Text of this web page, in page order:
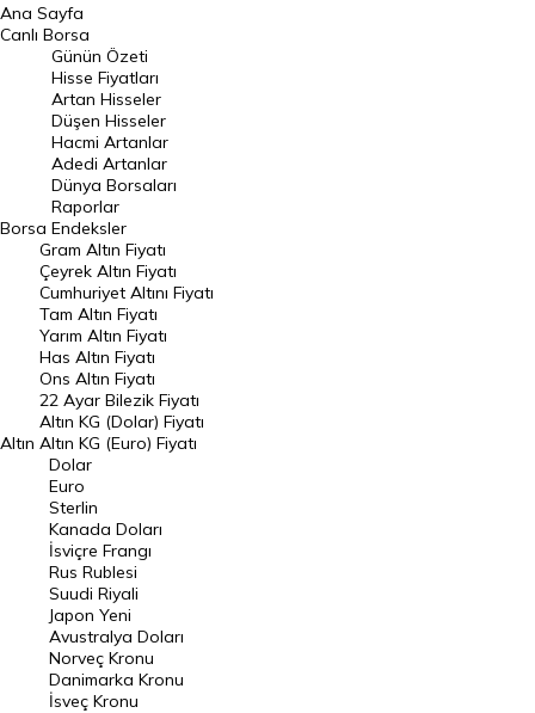
BIST 100 Hisseleri
En Çok Artan Hisseler
En Çok Düşen Hisseler
Hacmi Artanlar
Geçmiş Kapanışlar
Dünya Borsaları
Raporlar
Endeksler
DÖVİZ
Döviz Kuru
Dolar Kuru
Euro Kuru
Pound Kuru
Frank Kuru
Riyal Kuru
Avustralya Doları
Danimarka Kronu Kuru
Kanada Doları Kuru
Ana Sayfa
Canlı Borsa
Borsa
Günün Özeti
Hisse Fiyatları
Artan Hisseler
Düşen Hisseler
Hacmi Artanlar
Adedi Artanlar
Dünya Borsaları
Raporlar
Endeksler
Altın
Gram Altın Fiyatı
Çeyrek Altın Fiyatı
Cumhuriyet Altını Fiyatı
Tam Altın Fiyatı
Yarım Altın Fiyatı
Has Altın Fiyatı
Ons Altın Fiyatı
22 Ayar Bilezik Fiyatı
Altın KG (Dolar) Fiyatı
Altın KG (Euro) Fiyatı
Dolar
Euro
Sterlin
Kanada Doları
İsviçre Frangı
Rus Rublesi
Suudi Riyali
Japon Yeni
Avustralya Doları
Norveç Kronu
Danimarka Kronu
İsveç Kronu